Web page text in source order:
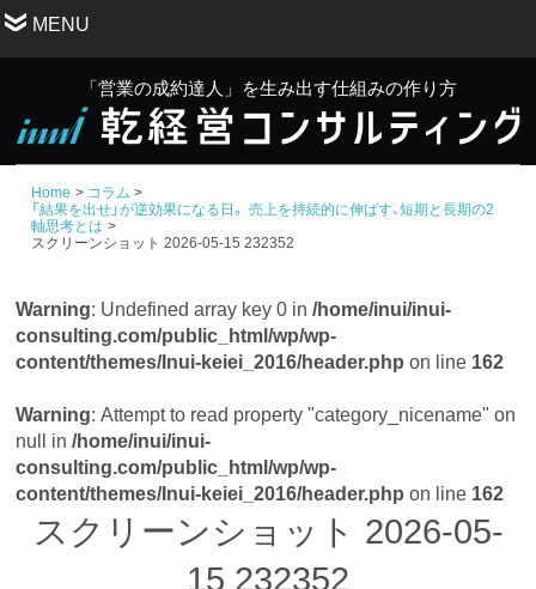
MENU
「営業の成約達人」を生み出す仕組みの作り方
Home
コラム
「結果を出せ」が逆効果になる日。 売上を持続的に伸ばす、短期と長期の2
軸思考とは
スクリーンショット 2026-05-15 232352
Warning : Undefined array key 0 in/home/inui/inui-
consulting.com/public_html/wp/wp-
content/themes/Inui-keiei_2016/header.php on line 162
Warning: Attempt to read property "category_nicename" on
null in/home/inui/inui-
consulting.com/public_html/wp/wp-
content/themes/Inui-keiei_2016/header.php on line 162
スクリーンショット 2026-05-
15 232352